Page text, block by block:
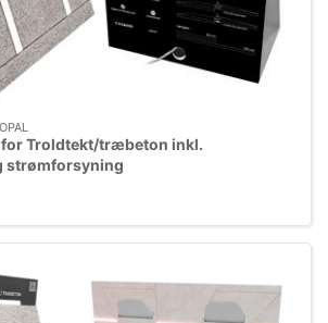
for Troldtekt/træbeton inkl.
strømforsyning